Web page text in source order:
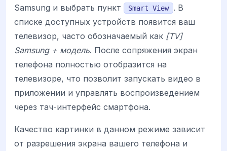
Samsung и выбрать пункт
Smart View
. В
списке доступных устройств появится ваш
телевизор, часто обозначаемый как [TV]
Samsung + модель. После сопряжения экран
телефона полностью отобразится на
телевизоре, что позволит запускать видео в
приложении и управлять воспроизведением
через тач-интерфейс смартфона.
Качество картинки в данном режиме зависит
от разрешения экрана вашего телефона и